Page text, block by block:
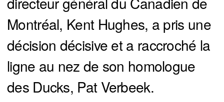
Montréal, Kent Hughes, a pris une
décision décisive et a raccroché la
ligne au nez de son homologue
des Ducks, Pat Verbeek.